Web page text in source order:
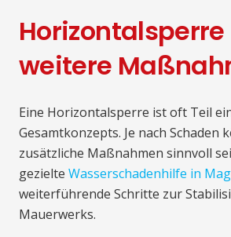
weitere
Eine Horizontalsperre ist oft Teil
Gesamtkonzepts. Je nach Schaden
zusätzliche Maßnahmen sinnvoll
gezielte Wasserschadenhilfe in
weiterführende Schritte zur
Mauerwerks.